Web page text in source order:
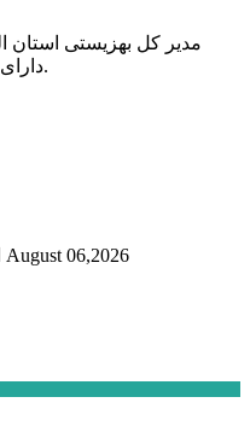
دارای اختلالات بینایی در این استان خبر داد.
August 06,2026